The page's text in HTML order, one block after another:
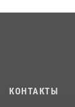
КОНТАКТЫ